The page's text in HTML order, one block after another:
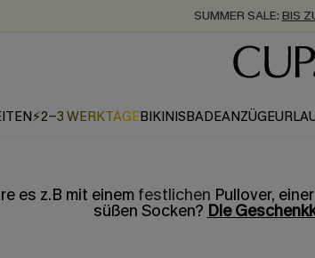
SUMMER SALE: BIS
ZUM NEWSLETTER:BIS ZU -
KOSTENLOSER
⚡2-3 WERKTAGEBIKINISBADEANZÜGE
es z.B mit einem festlichen Pullover,
süßen Socken? Die